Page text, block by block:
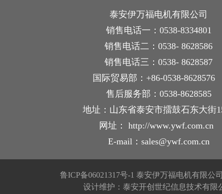
泰安伊万福电机有限公司
销售电话一：0538-8334801
销售电话二：0538- 8628586
销售电话三：0538- 8628587
国际贸易部：+86-0538-
售后服务部：0538-8628585
地址：山东省泰安市擂鼓石东大街
网址： http://www.ywf.com.cn
E-mail：sales@ywf.com.cn
鲁ICP备06021317号-1 泰安伊万福电机有限公
设计维护：泰安开创世纪信息技术有限